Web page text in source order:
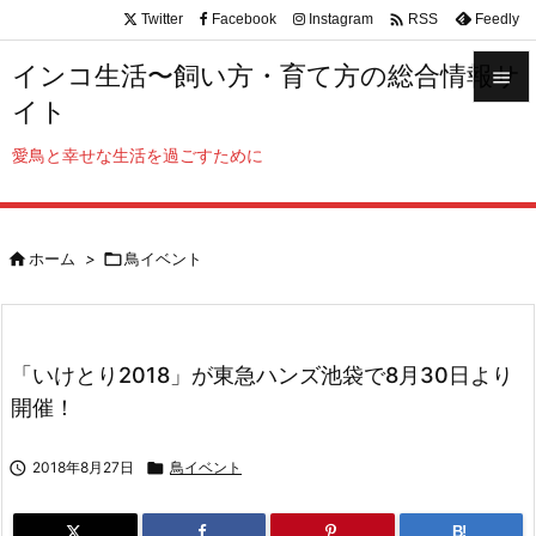
インコ生活〜飼い方・育て方の総合情報サ
イト
愛鳥と幸せな生活を過ごすために

サイド


Twitter Facebook Instagram  RSS Feedly
ホーム > 鳥イベント
「いけとり2018」が東急ハンズ池袋で8月30日より
開催！
 2018年8月27日  鳥イベント
B!